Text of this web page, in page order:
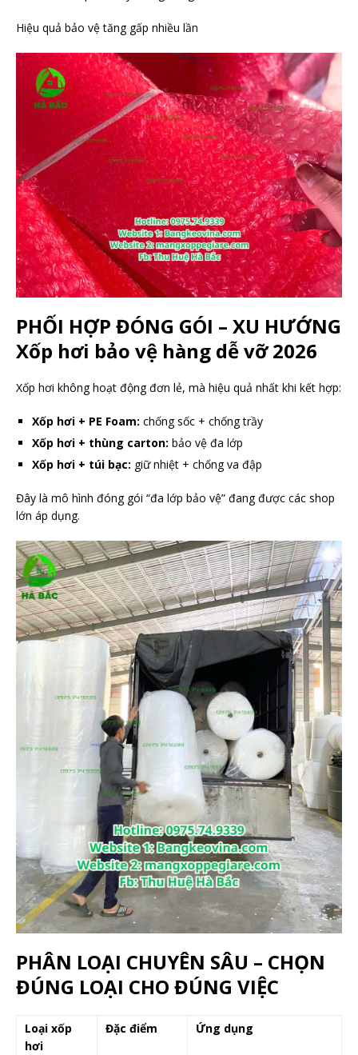
Hiệu quả bảo vệ tăng gấp nhiều lần
PHỐI HỢP ĐÓNG GÓI – XU HƯỚNG
Xốp hơi bảo vệ hàng dễ vỡ 2026
Xốp hơi không hoạt động đơn lẻ, mà hiệu quả nhất khi kết hợp:
Xốp hơi + PE Foam: chống sốc + chống trầy
Xốp hơi + thùng carton: bảo vệ đa lớp
Xốp hơi + túi bạc: giữ nhiệt + chống va đập
Đây là mô hình đóng gói “đa lớp bảo vệ” đang được các shop
lớn áp dụng.
PHÂN LOẠI CHUYÊN SÂU – CHỌN
ĐÚNG LOẠI CHO ĐÚNG VIỆC
Loại xốp
hơi
Đặc điểm Ứng dụng